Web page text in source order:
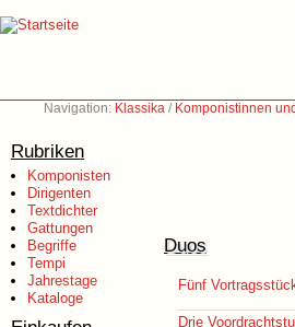
Navigation: Klassika / Komponistinnen
Rubriken
Komponisten
Dirigenten
Textdichter
Gattungen
Begriffe
Tempi
Jahrestage
Kataloge
Duos
Fünf
Drie